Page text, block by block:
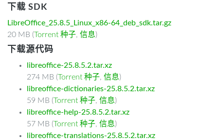
下载 SDK
LibreOffice_25.8.5_Linux_x86-64_deb_sdk.tar.gz
20 MB (Torrent 种子, 信息)
下载源代码
libreoffice-25.8.5.2.tar.xz
274 MB (Torrent 种子, 信息)
libreoffice-dictionaries-25.8.5.2.tar.xz
59 MB (Torrent 种子, 信息)
libreoffice-help-25.8.5.2.tar.xz
57 MB (Torrent 种子, 信息)
libreoffice-translations-25.8.5.2.tar.xz